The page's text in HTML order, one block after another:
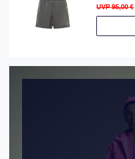
UVP 95,00 €